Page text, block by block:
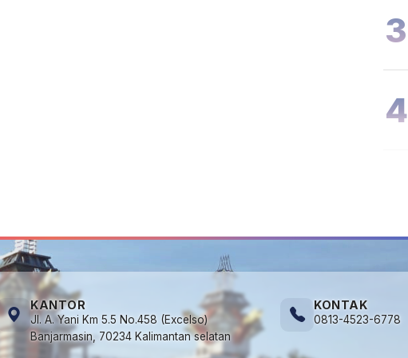
3
4
KANTOR
Jl. A. Yani Km 5.5 No.458 (Excelso)
Banjarmasin, 70234 Kalimantan selatan
KONTAK
0813-4523-6778